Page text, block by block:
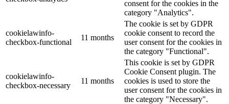
consent for the cookies in the
category "Analytics".
cookielawinfo-
checkbox-functional
11 months
The cookie is set by GDPR
cookie consent to record the
user consent for the cookies in
the category "Functional".
cookielawinfo-
checkbox-necessary
11 months
This cookie is set by GDPR
Cookie Consent plugin. The
cookies is used to store the
user consent for the cookies in
the category "Necessary".